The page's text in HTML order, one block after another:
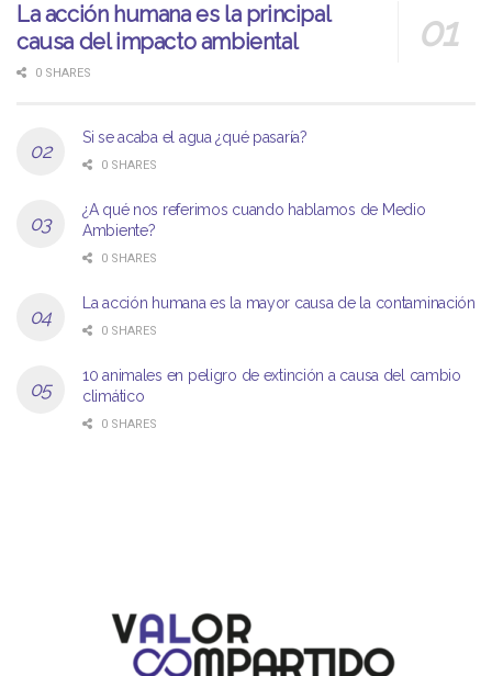
La acción humana es la principal
causa del impacto ambiental
0 SHARES
Si se acaba el agua ¿qué pasaría?
0 SHARES
¿A qué nos referimos cuando hablamos de Medio
Ambiente?
0 SHARES
La acción humana es la mayor causa de la contaminación
0 SHARES
10 animales en peligro de extinción a causa del cambio
climático
0 SHARES